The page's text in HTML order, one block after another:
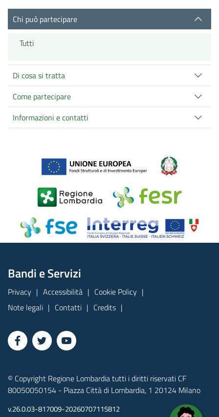
Chi può partecipare
Tutti
Di cosa si tratta
Come partecipare
Informazioni e contatti
Bandi e Servizi
Privacy Accessibilità
Cookie Policy
Note legali
Contatti Credits
© Copyright Regione Lombardia tutti i diritti riservati CF
80050050154 - Piazza Città di Lombardia, 1 20124 Milano
v.26.0.03-817009-20260707115812